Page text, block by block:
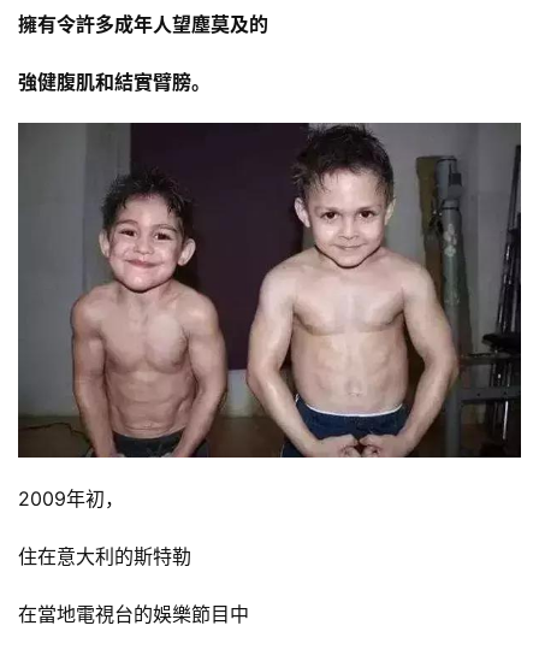
擁有令許多成年人望塵莫及的
強健腹肌和結實臂膀。
2009年初，
住在意大利的斯特勒
在當地電視台的娛樂節目中